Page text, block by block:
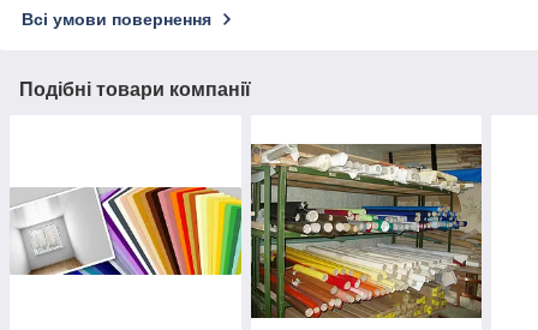
Всі умови повернення
Подібні товари компанії